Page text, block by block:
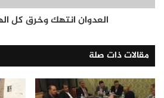
العدوان انتهك وخرق كل
مقالات ذات صلة